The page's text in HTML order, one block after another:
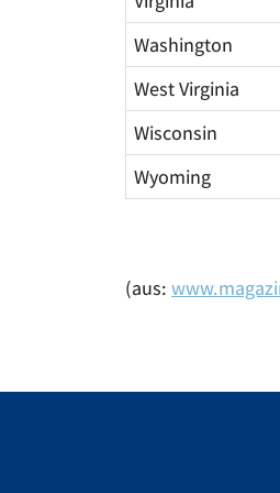
Washington
West Virginia
Wisconsin
Wyoming
(aus: